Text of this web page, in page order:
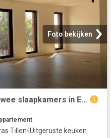
Foto bekijken
Recent appartement met twee slaapkamers in Ekeren
·Tillen· IUitgeruste keuken